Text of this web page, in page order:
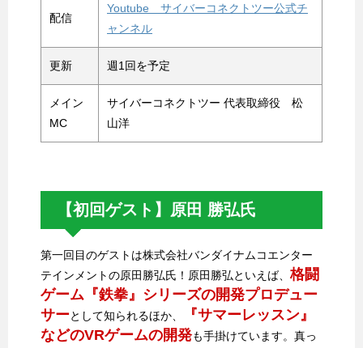
配信
Youtube サイバーコネクトツー公式チ
ャンネル
更新 週1回を予定
メイン
MC
サイバーコネクトツー 代表取締役 松
山洋
【初回ゲスト】原田 勝弘氏
第一回目のゲストは株式会社バンダイナムコエンター
テインメントの原田勝弘氏！原田勝弘といえば、格闘
ゲーム『鉄拳』シリーズの開発プロデュー
サーとして知られるほか、
『サマーレッスン』
などのVRゲームの開発も手掛けています。真っ